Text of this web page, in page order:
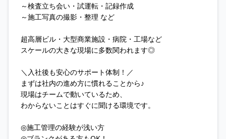
～検査立ち会い・試運転・記録作成
～施工写真の撮影・整理 など
超高層ビル・大型商業施設・病院・工場など
スケールの大きな現場に多数関われます◎
＼入社後も安心のサポート体制！／
まずは社内の進め方に慣れることから♪
現場はチームで動いているため、
わからないことはすぐに聞ける環境です。
◎施工管理の経験が浅い方